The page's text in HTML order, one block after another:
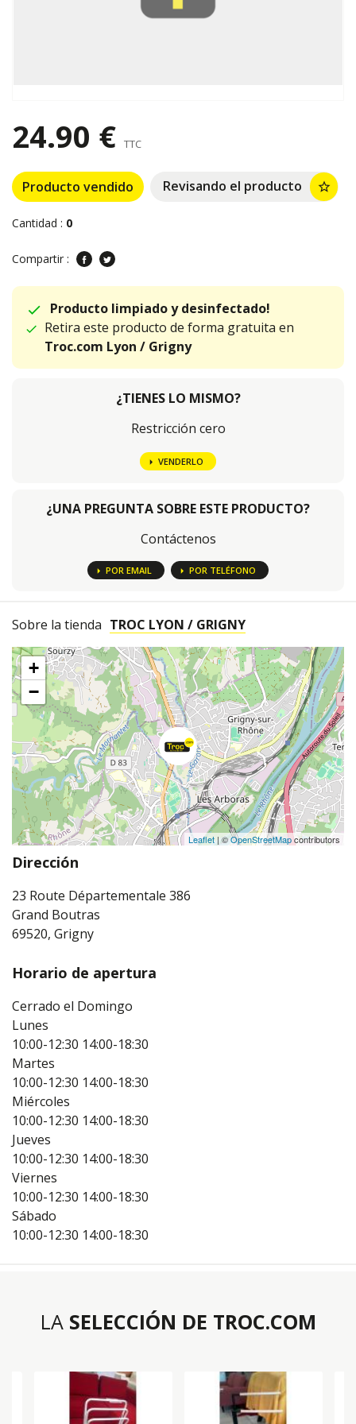
24.90 € TTC
Producto vendido Revisando el producto star_border
Cantidad : 0
Compartir :
Producto limpiado y desinfectado!
Retira este producto de forma gratuita en
Troc.com Lyon / Grigny
¿TIENES LO MISMO?
Restricción cero
VENDERLO
¿UNA PREGUNTA SOBRE ESTE PRODUCTO?
Contáctenos
POR EMAIL POR TELÉFONO
Sobre la tienda TROC LYON / GRIGNY
+
−
Leaflet | ©OpenStreetMapcontributors
Dirección
23 Route Départementale 386
Grand Boutras
69520, Grigny
Horario de apertura
Cerrado el Domingo
Lunes
10:00-12:30 14:00-18:30
Martes
10:00-12:30 14:00-18:30
Miércoles
10:00-12:30 14:00-18:30
Jueves
10:00-12:30 14:00-18:30
Viernes
10:00-12:30 14:00-18:30
Sábado
10:00-12:30 14:00-18:30
LA SELECCIÓN DE TROC.COM